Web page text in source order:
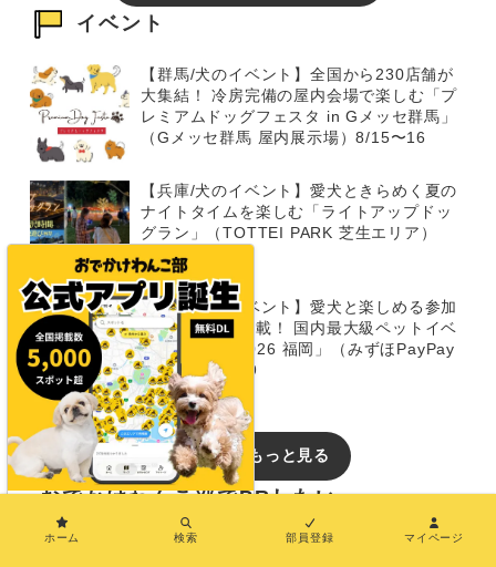
イベント
【群馬/犬のイベント】全国から230店舗が
大集結！ 冷房完備の屋内会場で楽しむ「プ
レミアムドッグフェスタ in Gメッセ群馬」
（Gメッセ群馬 屋内展示場）8/15〜16
【兵庫/犬のイベント】愛犬ときらめく夏の
ナイトタイムを楽しむ「ライトアップドッ
グラン」（TOTTEI PARK 芝生エリア）
8/14〜8/16
【福岡/犬のイベント】愛犬と楽しめる参加
型イベントが満載！ 国内最大級ペットイベ
ント「Pet博 2026 福岡」（みずほPayPay
ドーム）8/8～9
イベントをもっと見る
おでかけわんこ部でPRしたい
ホーム 検索 部員登録 マイページ